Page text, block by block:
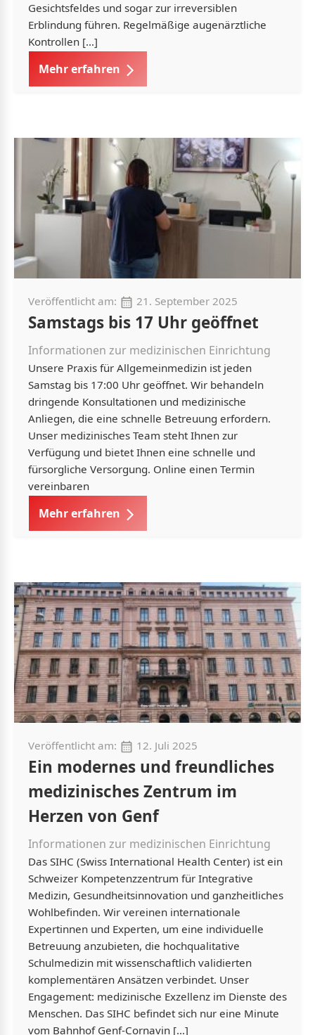
Gesichtsfeldes und sogar zur irreversiblen
Erblindung führen. Regelmäßige augenärztliche
Kontrollen […]
Mehr erfahren
Veröffentlicht am: 21. September 2025
Samstags bis 17 Uhr geöffnet
Informationen zur medizinischen Einrichtung
Unsere Praxis für Allgemeinmedizin ist jeden
Samstag bis 17:00 Uhr geöffnet. Wir behandeln
dringende Konsultationen und medizinische
Anliegen, die eine schnelle Betreuung erfordern.
Unser medizinisches Team steht Ihnen zur
Verfügung und bietet Ihnen eine schnelle und
fürsorgliche Versorgung. Online einen Termin
vereinbaren
Mehr erfahren
Veröffentlicht am: 12. Juli 2025
Ein modernes und freundliches
medizinisches Zentrum im
Herzen von Genf
Informationen zur medizinischen Einrichtung
Das SIHC (Swiss International Health Center) ist ein
Schweizer Kompetenzzentrum für Integrative
Medizin, Gesundheitsinnovation und ganzheitliches
Wohlbefinden. Wir vereinen internationale
Expertinnen und Experten, um eine individuelle
Betreuung anzubieten, die hochqualitative
Schulmedizin mit wissenschaftlich validierten
komplementären Ansätzen verbindet. Unser
Engagement: medizinische Exzellenz im Dienste des
Menschen. Das SIHC befindet sich nur eine Minute
vom Bahnhof Genf-Cornavin […]